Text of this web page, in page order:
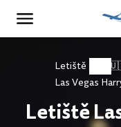
Letiště
Las Vegas
Letiště